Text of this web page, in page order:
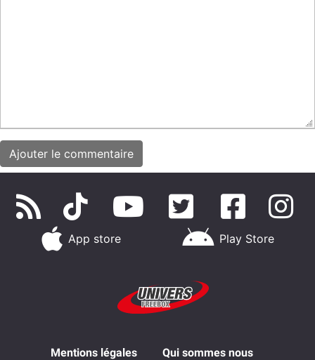
App store Play Store
Mentions légales Qui sommes nous